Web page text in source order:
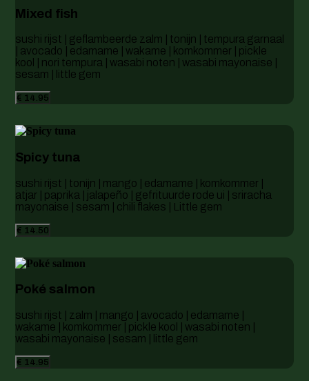
Mixed fish
sushi rijst | geflambeerde zalm | tonijn | tempura garnaal
| avocado | edamame | wakame | komkommer | pickle
kool | nori tempura | wasabi noten | wasabi mayonaise |
sesam | little gem
€ 14.95
Spicy tuna
sushi rijst | tonijn | mango | edamame | komkommer |
atjar | paprika | jalapeño | gefrituurde rode ui | sriracha
mayonaise | sesam | chili flakes | Little gem
€ 14.50
Poké salmon
sushi rijst | zalm | mango | avocado | edamame |
wakame | komkommer | pickle kool | wasabi noten |
wasabi mayonaise | sesam | little gem
€ 14.95